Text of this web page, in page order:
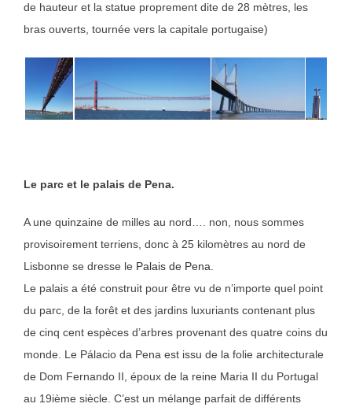
de hauteur et la statue proprement dite de 28 mètres, les
bras ouverts, tournée vers la capitale portugaise)
Le parc et le palais de Pena.
A une quinzaine de milles au nord…. non, nous sommes
provisoirement terriens, donc à 25 kilomètres au nord de
Lisbonne se dresse le Palais de Pena.
Le palais a été construit pour être vu de n’importe quel point
du parc, de la forêt et des jardins luxuriants contenant plus
de cinq cent espèces d’arbres provenant des quatre coins du
monde. Le Pálacio da Pena est issu de la folie architecturale
de Dom Fernando II, époux de la reine Maria II du Portugal
au 19ième siècle. C’est un mélange parfait de différents